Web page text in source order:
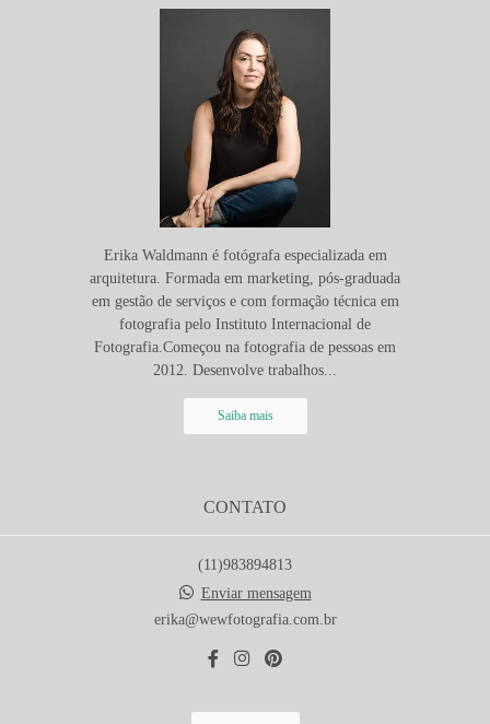
Erika Waldmann é fotógrafa especializada em
arquitetura. Formada em marketing, pós-graduada
em gestão de serviços e com formação técnica em
fotografia pelo Instituto Internacional de
Fotografia.Começou na fotografia de pessoas em
2012. Desenvolve trabalhos...
Saiba mais
CONTATO
(11)983894813
Enviar mensagem
erika@wewfotografia.com.br